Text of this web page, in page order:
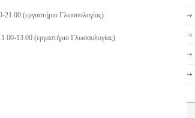
(εργαστήριο Γλωσσολογίας)
13.00 (εργαστήριο Γλωσσολογίας)